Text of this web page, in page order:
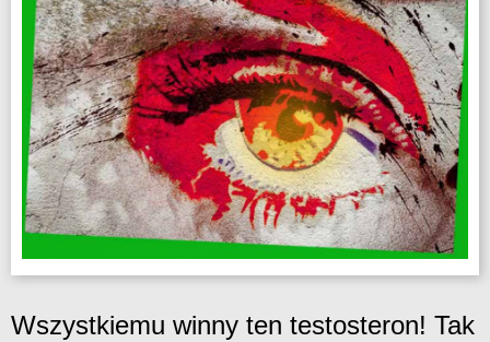
Wszystkiemu winny ten testosteron! Tak